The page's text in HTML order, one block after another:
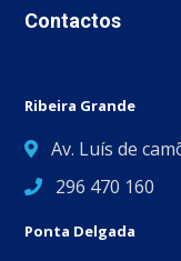
Contactos
Ribeira Grande
Av. Luís de
296 470 160
Ponta Delgada